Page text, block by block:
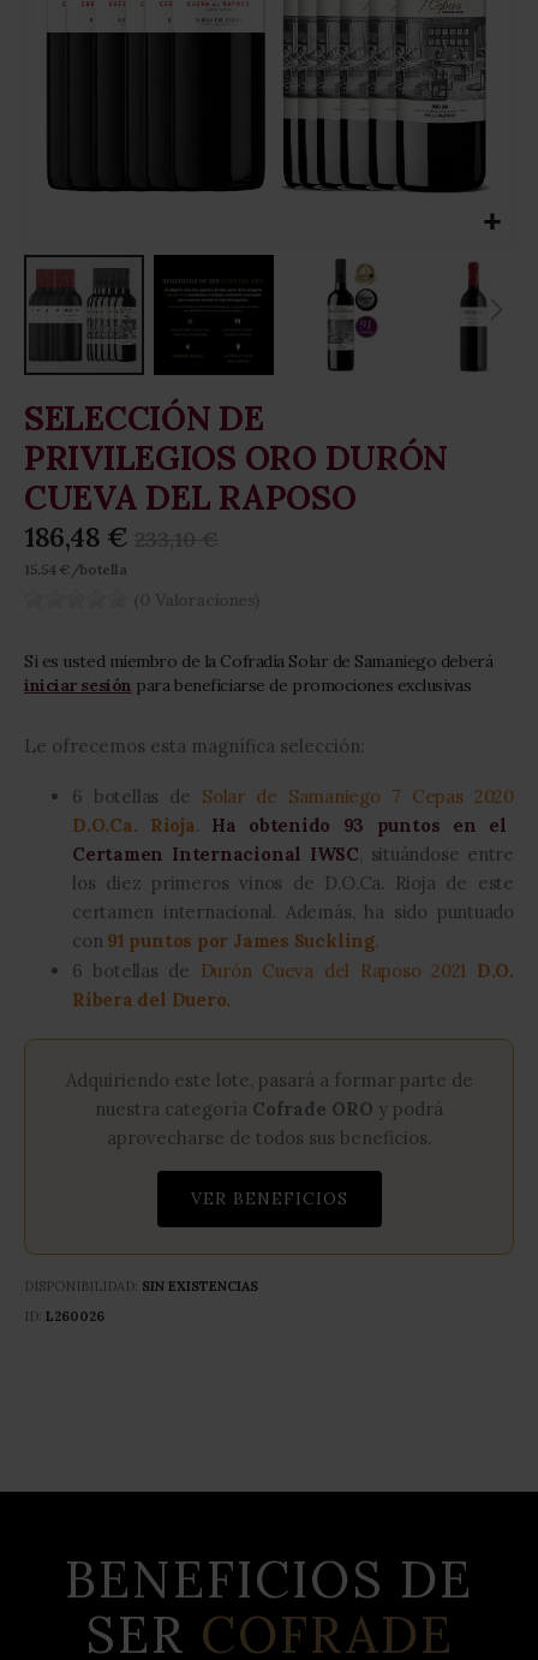
to
the
beginning
of
the
images
gallery
SELECCIÓN DE
PRIVILEGIOS ORO DURÓN
CUEVA DEL RAPOSO
186,48 €
15.54 €/botella
Si es usted miembro de la Cofradía Solar de Samaniego deberá
iniciar sesión para beneficiarse de promociones exclusivas
Le ofrecemos esta magnífica selección:
6 botellas de Solar de Samaniego 7 Cepas 2020
D.O.Ca. Rioja. Ha obtenido 93 puntos en el
Certamen Internacional IWSC, situándose entre
los diez primeros vinos de D.O.Ca. Rioja de este
certamen internacional. Además, ha sido puntuado
con 91 puntos por James Suckling.
6 botellas de Durón Cueva del Raposo 2021 D.O.
Ribera del Duero.
Adquiriendo este lote, pasará a formar parte de
nuestra categoría Cofrade ORO y podrá
aprovecharse de todos sus beneficios.
VER BENEFICIOS
DISPONIBILIDAD: SIN EXISTENCIAS
ID L260026
BENEFICIOS DE
SER COFRADE